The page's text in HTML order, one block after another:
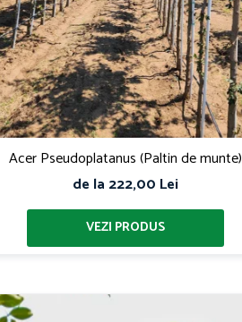
Acer Pseudoplatanus (Paltin de munte)
de la 222,00 Lei